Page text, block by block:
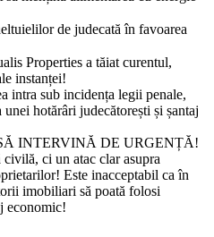
de judecată în favoarea
Properties a tăiat curentul,
instanței!
intra sub incidența legii penale,
hotărâri judecătorești și șantaj
INTERVINĂ DE URGENȚĂ!
ci un atac clar asupra
Este inacceptabil ca în
imobiliari să poată folosi
economic!